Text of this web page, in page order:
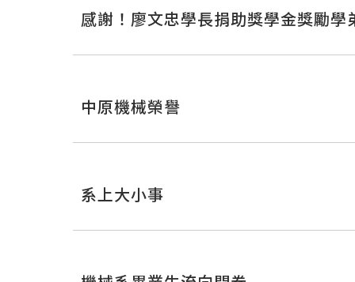
感謝！廖文忠學長捐助獎學金獎勵學
中原機械榮譽
系上大小事